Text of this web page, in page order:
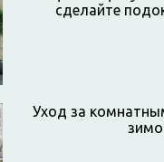
сделайте
Уход за